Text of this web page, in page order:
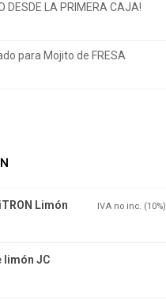
DESDE LA PRIMERA CAJA!
para Mojito de FRESA
Limón IVA no inc. (10%)
limón JC